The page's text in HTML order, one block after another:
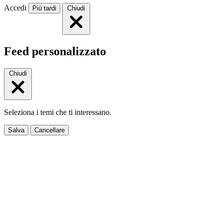
Accedi Più tardi Chiudi
Feed personalizzato
Chiudi
Seleziona i temi che ti interessano.
Salva Cancellare